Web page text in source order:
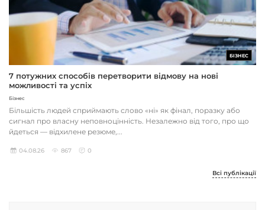
БІЗНЕС
7 потужних способів перетворити відмову на нові
можливості та успіх
Бізнес
Більшість людей сприймають слово «ні» як фінал, поразку або
сигнал про власну неповноцінність. Незалежно від того, про що
йдеться — відхилене резюме,...
04.08.26 867 0
Всі публікації